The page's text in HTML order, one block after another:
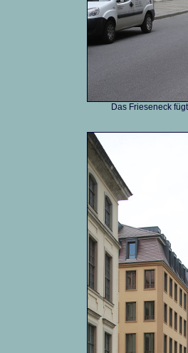
Das Frieseneck